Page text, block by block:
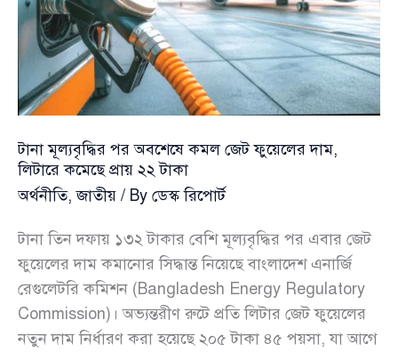
জাতীয়
সংসদে
নতুন
অর্থনৈতিক
পরিকল্পনার
অপেক্ষা
টানা মূল্যবৃদ্ধির পর অবশেষে কমল জেট ফুয়েলের দাম,
লিটারে কমেছে প্রায় ২২ টাকা
অর্থনীতি,জাতীয় / By ডেস্ক রিপোর্ট
টানা তিন দফায় ১৩২ টাকার বেশি মূল্যবৃদ্ধির পর এবার জেট
ফুয়েলের দাম কমানোর সিদ্ধান্ত নিয়েছে বাংলাদেশ এনার্জি
রেগুলেটরি কমিশন (Bangladesh Energy Regulatory
Commission)। অভ্যন্তরীণ রুটে প্রতি লিটার জেট ফুয়েলের
নতুন দাম নির্ধারণ করা হয়েছে ২০৫ টাকা ৪৫ পয়সা, যা আগে